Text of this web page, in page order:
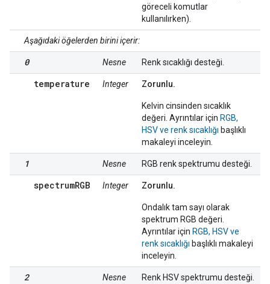
göreceli komutlar
kullanılırken).
Aşağıdaki öğelerden birini içerir:
0 Nesne Renk sıcaklığı desteği.
temperature Integer Zorunlu.
Kelvin cinsinden sıcaklık
değeri. Ayrıntılar için RGB,
HSV ve renk sıcaklığı başlıklı
makaleyi inceleyin.
1 Nesne RGB renk spektrumu desteği.
spectrumRGB Integer Zorunlu.
Ondalık tam sayı olarak
spektrum RGB değeri.
Ayrıntılar için RGB, HSV ve
renk sıcaklığı başlıklı makaleyi
inceleyin.
2 Nesne Renk HSV spektrumu desteği.